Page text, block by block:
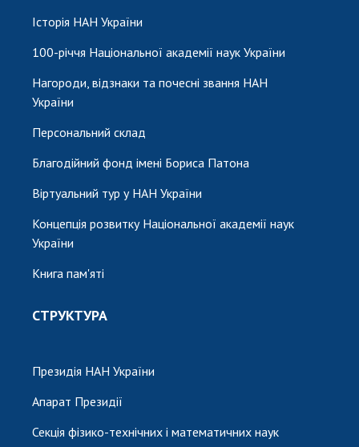
Історія НАН України
100-річчя Національної академії наук України
Нагороди, відзнаки та почесні звання НАН
України
Персональний склад
Благодійний фонд імені Бориса Патона
Віртуальний тур у НАН України
Концепція розвитку Національної академії наук
України
Книга пам'яті
СТРУКТУРА
Президія НАН України
Апарат Президії
Секція фізико-технічних і математичних наук